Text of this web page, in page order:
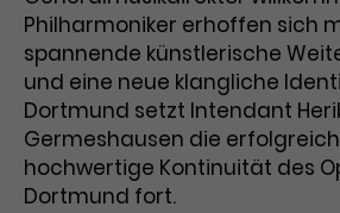
Name _gid
Anbieter Google Analytics
Laufzeit 1 Tag
Dieses Cookie wird
Analytics installiert.
Google-Anzeigen
Website gelangt
Name _gcl_aw
Philharmoniker erhoffen sich
spannende künstlerische
und eine neue klangliche
Dortmund setzt Intendant
Germeshausen die
hochwertige Kontinuität des
Dortmund fort.